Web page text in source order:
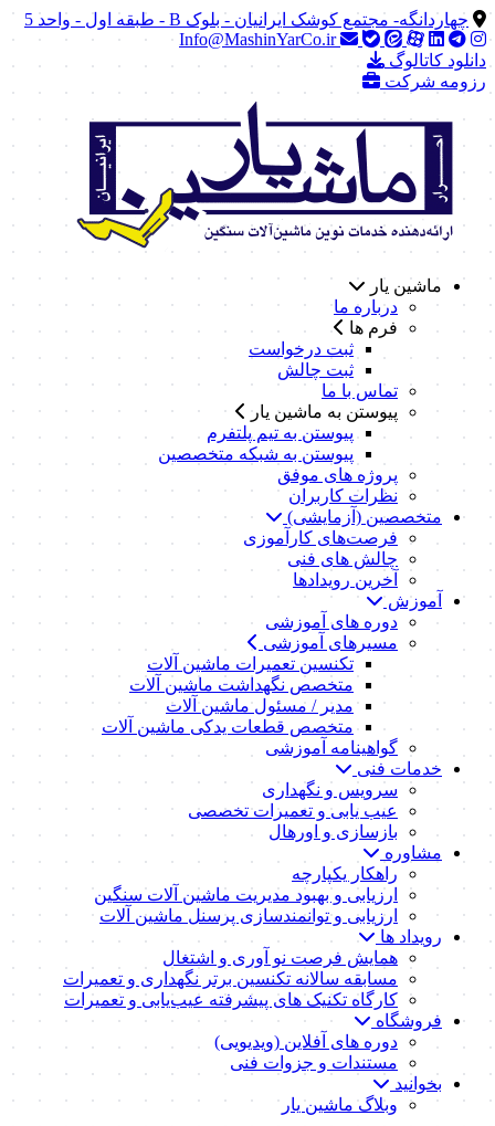
چهاردانگه- مجتمع کوشک ایرانیان - بلوک B - طبقه اول - واحد 5
Info@MashinYarCo.ir
دانلود کاتالوگ
رزومه شرکت
ماشین یار
درباره ما
فرم ها
ثبت درخواست
ثبت چالش
تماس با ما
پیوستن به ماشین یار
پیوستن به تیم پلتفرم
پیوستن به شبکه متخصصین
پروژه های موفق
نظرات کاربران
متخصصین (آزمایشی)
فرصت‌های کارآموزی
چالش های فنی
آخرین رویدادها
آموزش
دوره های آموزشی
مسیرهای آموزشی
تکنسین تعمیرات ماشین آلات
متخصص نگهداشت ماشین آلات
مدیر / مسئول ماشین آلات
متخصص قطعات یدکی ماشین آلات
گواهینامه آموزشی
خدمات فنی
سرویس و نگهداری
عیب یابی و تعمیرات تخصصی
بازسازی و اورهال
مشاوره
راهکار یکپارچه
ارزیابی و بهبود مدیریت ماشین آلات سنگین
ارزیابی و توانمندسازی پرسنل ماشین آلات
رویداد ها
همایش فرصت نو آوری و اشتغال
مسابقه سالانه تکنسین برتر نگهداری و تعمیرات
کارگاه تکنیک‌ های پیشرفته عیب‌یابی و تعمیرات
فروشگاه
دوره های آفلاین (ویدیویی)
مستندات و جزوات فنی
بخوانید
وبلاگ ماشین یار